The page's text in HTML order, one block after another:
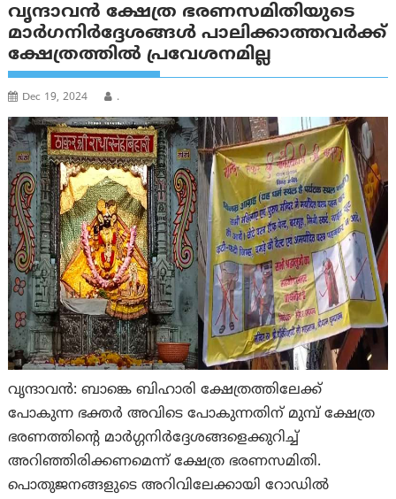
വൃന്ദാവൻ ക്ഷേത്ര ഭരണസമിതിയുടെ
മാര്‍ഗനിര്‍ദ്ദേശങ്ങള്‍ പാലിക്കാത്തവര്‍ക്ക്
ക്ഷേത്രത്തില്‍ പ്രവേശനമില്ല
Dec 19, 2024 .
വൃന്ദാവൻ: ബാങ്കെ ബിഹാരി ക്ഷേത്രത്തിലേക്ക്
പോകുന്ന ഭക്തർ അവിടെ പോകുന്നതിന് മുമ്പ് ക്ഷേത്ര
ഭരണത്തിൻ്റെ മാർഗ്ഗനിർദ്ദേശങ്ങളെക്കുറിച്ച്
അറിഞ്ഞിരിക്കണമെന്ന് ക്ഷേത്ര ഭരണസമിതി.
പൊതുജനങ്ങളുടെ അറിവിലേക്കായി റോഡിൽ